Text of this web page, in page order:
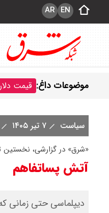
EN
AR
موضوعات داغ: قیمت دلار
سیاست ۷ تیر ۱۴۰۵
«شرق» در گزارشی، نخستین
آتش پساتفاهم
دیپلماسی‌ حتی زمانی